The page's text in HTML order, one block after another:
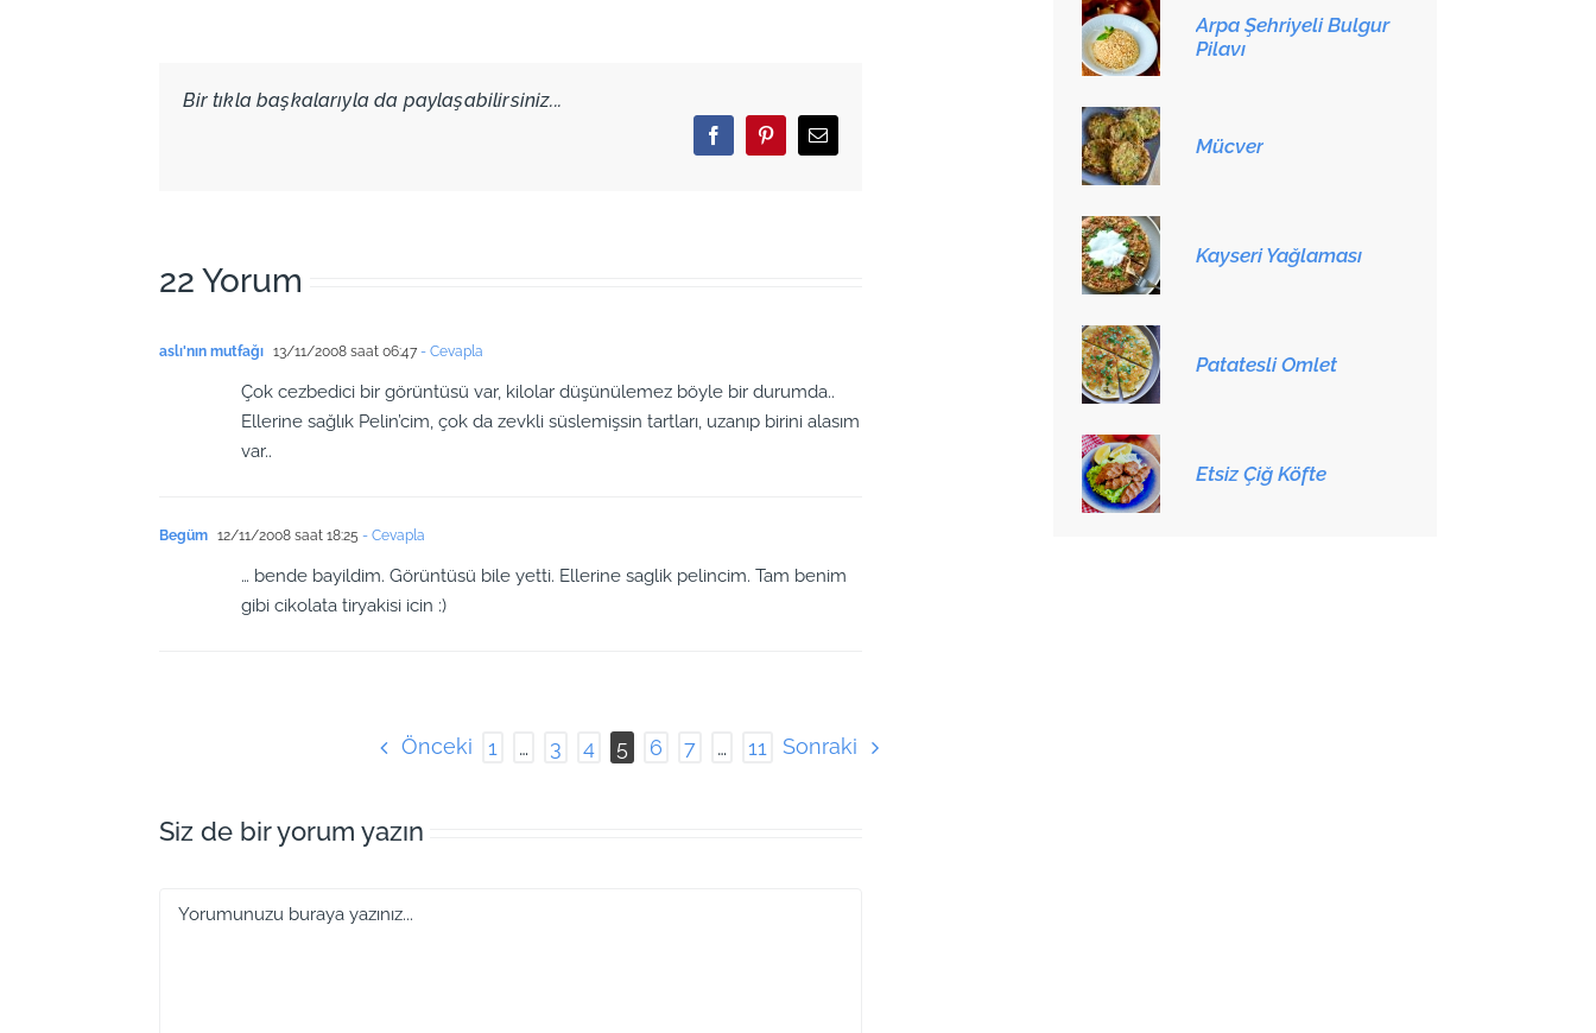
Bir tıkla başkalarıyla da paylaşabilirsiniz...
FacebookPinterestEmail
22 Yorum
aslı'nın mutfağı 13/11/2008 saat 06:47 - Cevapla
Çok cezbedici bir görüntüsü var, kilolar düşünülemez böyle bir durumda..
Ellerine sağlık Pelin’cim, çok da zevkli süslemişsin tartları, uzanıp birini alasım
var..
Begüm 12/11/2008 saat 18:25 - Cevapla
… bende bayildim. Görüntüsü bile yetti. Ellerine saglik pelincim. Tam benim
gibi cikolata tiryakisi icin :)
Önceki 1 … 3 4 5 6 7 … 11 Sonraki
Siz de bir yorum yazın
Arpa Şehriyeli Bulgur
Pilavı
Mücver
Kayseri Yağlaması
Patatesli Omlet
Etsiz Çiğ Köfte